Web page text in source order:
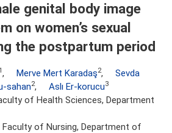
genital body image
on women’s sexual
the postpartum period
, Merve Mert Karadaş2,
Sevda
sahan2, Aslı Er-korucu3
of Health Sciences, Department
Faculty of Nursing, Department of